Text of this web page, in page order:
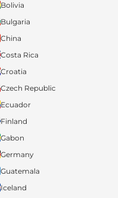
Bolivia
Bulgaria
China
Costa Rica
Croatia
Czech Republic
Ecuador
Finland
Gabon
Germany
Guatemala
Iceland